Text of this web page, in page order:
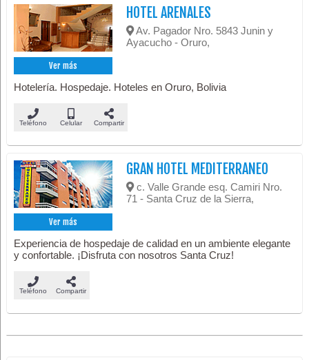
Ver más
HOTEL ARENALES
Av. Pagador Nro. 5843 Junin y
Ayacucho - Oruro,
Hotelería. Hospedaje. Hoteles en Oruro, Bolivia
Teléfono Celular Compartir
Ver más
GRAN HOTEL MEDITERRANEO
c. Valle Grande esq. Camiri Nro.
71 - Santa Cruz de la Sierra,
Experiencia de hospedaje de calidad en un ambiente elegante
y confortable. ¡Disfruta con nosotros Santa Cruz!
Teléfono Compartir